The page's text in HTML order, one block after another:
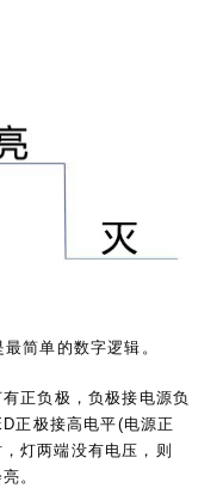
简单的数字逻辑。
正负极，负极接电源负
正极接高电平(电源正
灯两端没有电压，则
。